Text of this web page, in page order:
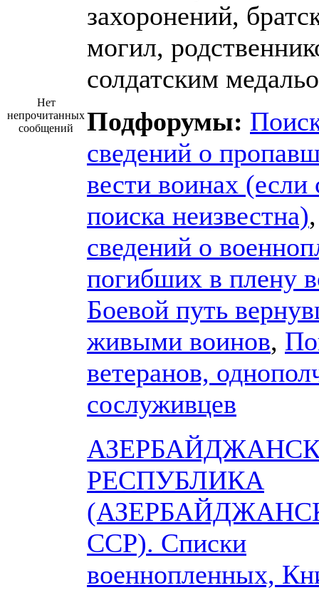
Нет
непрочитанных
сообщений
захоронений,
могил,
солдатским
Подфорумы:
сведений о
вести воинах (если
поиска неизвестна)
сведений о
погибших в плену
Боевой путь
живыми воинов,
ветеранов,
сослуживцев
РЕСПУБЛИКА
ССР). Списки
военнопленных,